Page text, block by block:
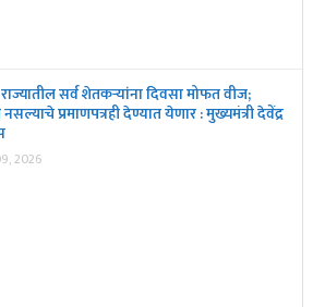
सर्व शेतकऱ्यांना दिवसा मोफत वीज;
प्रमाणपत्रही देण्यात येणार : मुख्यमंत्री देवेंद्र
2026